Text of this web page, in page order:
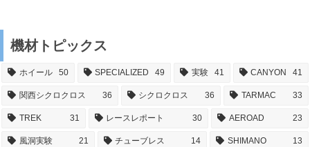
機材トピックス
ホイール 50 SPECIALIZED 49 実験 41 CANYON 41
関西シクロクロス 36 シクロクロス 36 TARMAC 33
TREK 31 レースレポート 30 AEROAD 23
風洞実験 21 チューブレス 14 SHIMANO 13